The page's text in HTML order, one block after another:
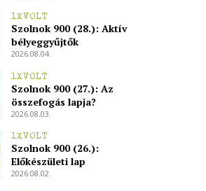
1XVOLT
Szolnok 900 (28.): Aktív
bélyeggyűjtők
2026.08.04.
1XVOLT
Szolnok 900 (27.): Az
összefogás lapja?
2026.08.03.
1XVOLT
Szolnok 900 (26.):
Előkészületi lap
2026.08.02.